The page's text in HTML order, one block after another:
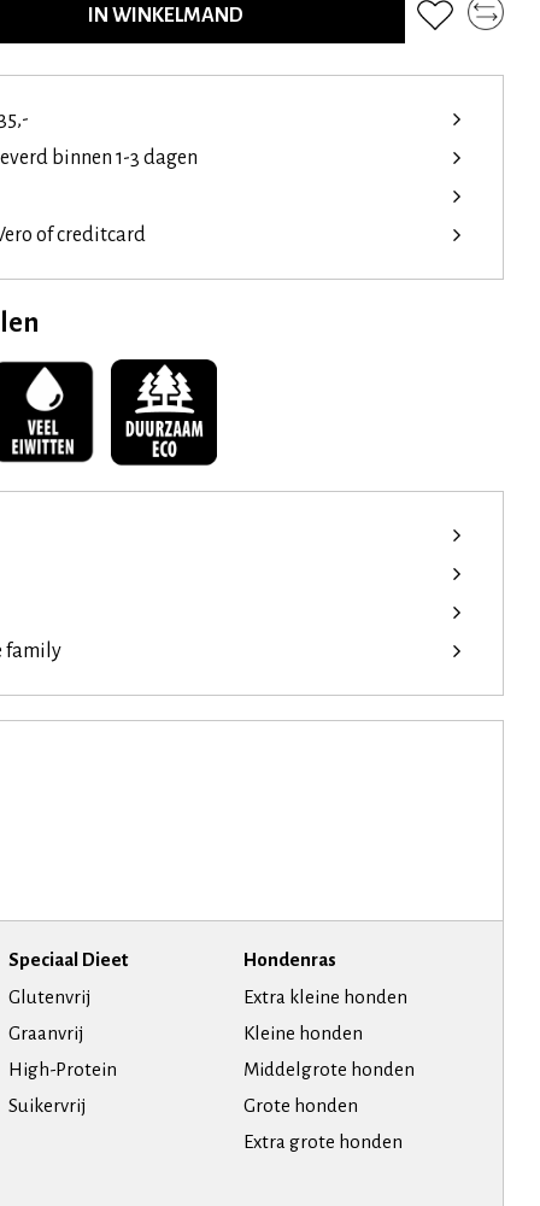
IN WINKELMAND
binnen 1-3 dagen
of creditcard
family
Speciaal Dieet
Glutenvrij
Graanvrij
High-Protein
Suikervrij
Hondenras
Extra kleine honden
Kleine honden
Middelgrote honden
Grote honden
Extra grote honden